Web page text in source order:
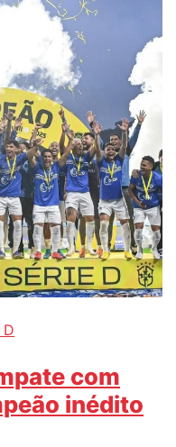
D
com
inédito